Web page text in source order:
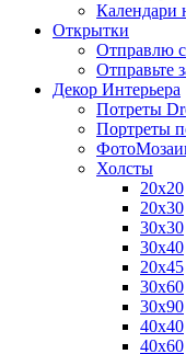
Календари
Открытки
Отправлю
Отправьте
Декор Интерьера
Потреты
Портреты
Холсты
20х20
20х30
30х30
30х40
20х45
30х60
30х90
40х40
40х60